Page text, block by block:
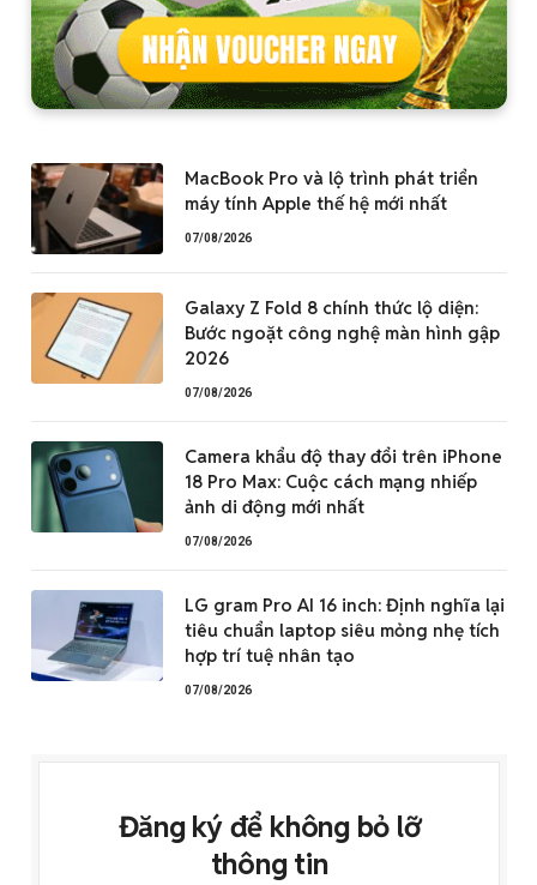
MacBook Pro và lộ trình phát triển
máy tính Apple thế hệ mới nhất
07/08/2026
Galaxy Z Fold 8 chính thức lộ diện:
Bước ngoặt công nghệ màn hình gập
2026
07/08/2026
Camera khẩu độ thay đổi trên iPhone
18 Pro Max: Cuộc cách mạng nhiếp
ảnh di động mới nhất
07/08/2026
LG gram Pro AI 16 inch: Định nghĩa lại
tiêu chuẩn laptop siêu mỏng nhẹ tích
hợp trí tuệ nhân tạo
07/08/2026
Đăng ký để không bỏ lỡ
thông tin